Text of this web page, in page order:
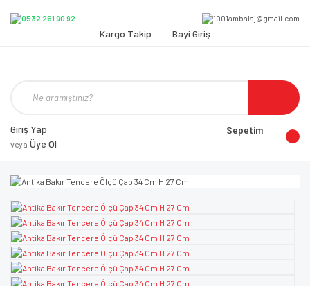
Kargo Takip Bayi Giriş
Giriş Yap
veya Üye Ol
Sepetim